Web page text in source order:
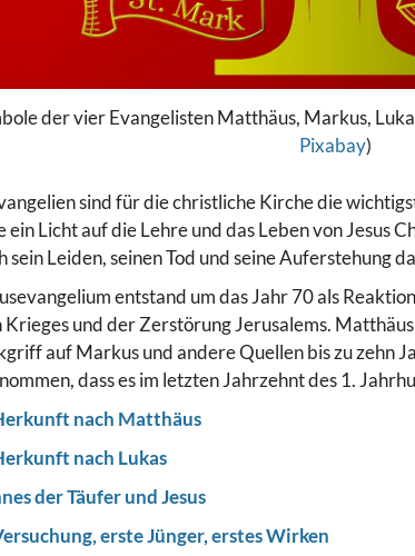
der vier Evangelisten Matthäus, Markus,
Pixabay)
sind für die christliche Kirche die
ein Licht auf die Lehre und das Leben von Jesus
sein Leiden, seinen Tod und seine Auferstehung
entstand um das Jahr 70 als
Krieges und der Zerstörung Jerusalems.
auf Markus und andere Quellen bis zu zehn
dass es im letzten Jahrzehnt des 1.
nach Matthäus
nach Lukas
der Täufer und Jesus
erste Jünger, erstes Wirken